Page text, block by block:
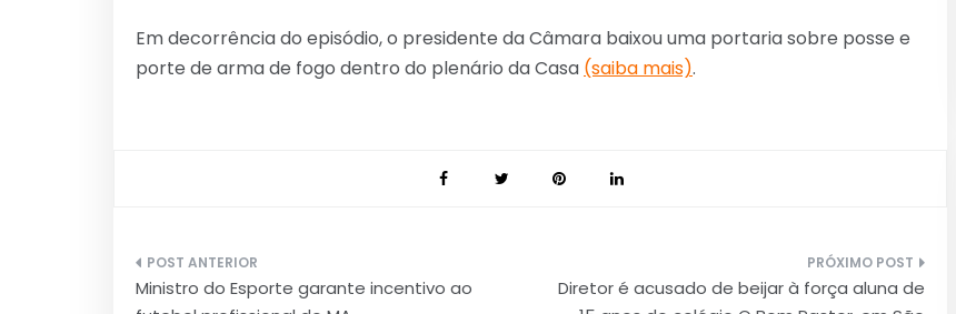
Em decorrência do episódio, o presidente da Câmara baixou uma portaria sobre posse e
porte de arma de fogo dentro do plenário da Casa (saiba mais).
Navegação
Ministro do Esporte garante incentivo ao
Diretor é acusado de beijar à força aluna de